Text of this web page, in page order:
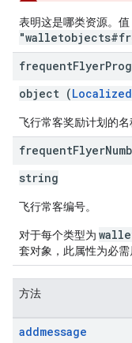
表明这是哪类资源。
frequentFlyer
object (
飞行常客奖励计划的
frequentFlyer
string
飞行常客编号。
对于每个类型为
套对象，此属性为必需
方法
addmessage